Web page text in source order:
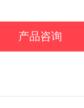
产品咨询